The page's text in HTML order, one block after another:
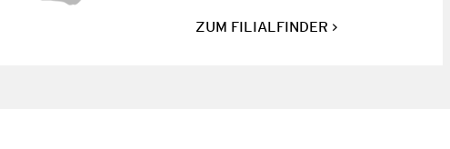
ZUM FILIALFINDER